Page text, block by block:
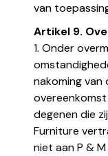
van
Artikel 9.
1. Onder
nakoming van
degenen die
Furniture
niet aan P &